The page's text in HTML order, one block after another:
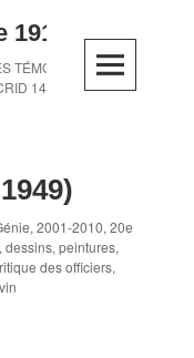
1914-1918
TÉMOINS DE LA
14-18
,2001-2010,20e
dessins, peintures,
des officiers,
vin